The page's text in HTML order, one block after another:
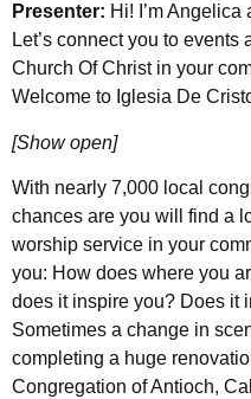
Presenter: Hi! I’m
Let’s connect you to
Church Of Christ in your
Welcome to Iglesia De
[Show open]
With nearly 7,000 local
chances are you will find a
worship service in your
you: How does where you
does it inspire you? Does it
Sometimes a change in
completing a huge
Congregation of Antioch,